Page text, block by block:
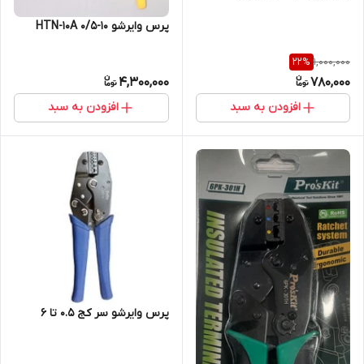
1,000,000
22%
780,000
افزودن به سبد
پرس وایرشو 10-0/5 HTN-10A
4,300,000
افزودن به سبد
پرس وایرشو سر کج ۰.۵ تا ۶